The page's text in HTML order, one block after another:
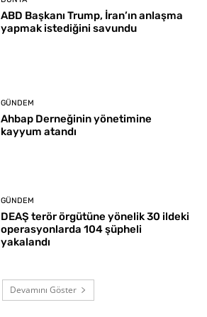
ABD Başkanı Trump, İran’ın anlaşma
yapmak istediğini savundu
GÜNDEM
Ahbap Derneğinin yönetimine
kayyum atandı
GÜNDEM
DEAŞ terör örgütüne yönelik 30 ildeki
operasyonlarda 104 şüpheli
yakalandı
Devamını Göster